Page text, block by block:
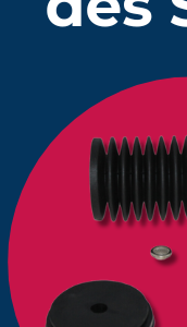
PRIX
Produits